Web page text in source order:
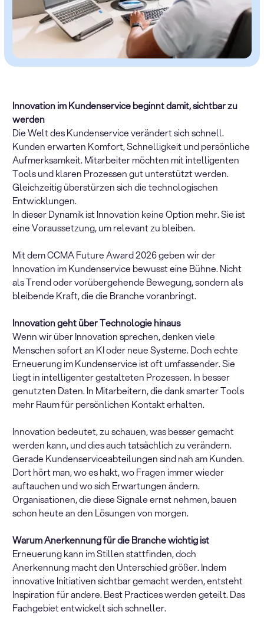
Innovation im Kundenservice beginnt damit, sichtbar zu
werden
Die Welt des Kundenservice verändert sich schnell.
Kunden erwarten Komfort, Schnelligkeit und persönliche
Aufmerksamkeit. Mitarbeiter möchten mit intelligenten
Tools und klaren Prozessen gut unterstützt werden.
Gleichzeitig überstürzen sich die technologischen
Entwicklungen.
In dieser Dynamik ist Innovation keine Option mehr. Sie ist
eine Voraussetzung, um relevant zu bleiben.
Mit dem CCMA Future Award 2026 geben wir der
Innovation im Kundenservice bewusst eine Bühne. Nicht
als Trend oder vorübergehende Bewegung, sondern als
bleibende Kraft, die die Branche voranbringt.
Innovation geht über Technologie hinaus
Wenn wir über Innovation sprechen, denken viele
Menschen sofort an KI oder neue Systeme. Doch echte
Erneuerung im Kundenservice ist oft umfassender. Sie
liegt in intelligenter gestalteten Prozessen. In besser
genutzten Daten. In Mitarbeitern, die dank smarter Tools
mehr Raum für persönlichen Kontakt erhalten.
Innovation bedeutet, zu schauen, was besser gemacht
werden kann, und dies auch tatsächlich zu verändern.
Gerade Kundenserviceabteilungen sind nah am Kunden.
Dort hört man, wo es hakt, wo Fragen immer wieder
auftauchen und wo sich Erwartungen ändern.
Organisationen, die diese Signale ernst nehmen, bauen
schon heute an den Lösungen von morgen.
Warum Anerkennung für die Branche wichtig ist
Erneuerung kann im Stillen stattfinden, doch
Anerkennung macht den Unterschied größer. Indem
innovative Initiativen sichtbar gemacht werden, entsteht
Inspiration für andere. Best Practices werden geteilt. Das
Fachgebiet entwickelt sich schneller.